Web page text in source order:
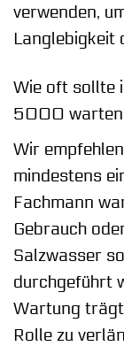
verwenden,
Langlebigkeit
Wie oft sollte
5000 warten
Wir
mindestens
Fachmann
Gebrauch
Salzwasser
durchgeführt
Wartung trägt
Rolle zu